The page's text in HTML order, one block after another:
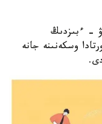
- ءبىزدىڭ
وسكەنىنە جانە